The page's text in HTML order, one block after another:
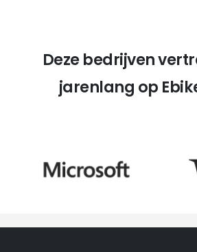
Deze bedrijven
jarenlang op